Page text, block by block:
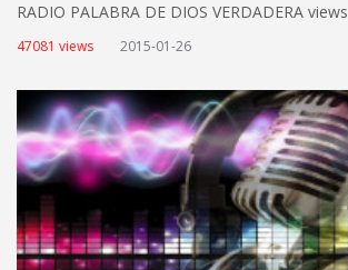
RADIO PALABRA DE DIOS VERDADERA views
47081 views 2015-01-26